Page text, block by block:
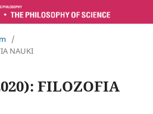
/
NAUKI
FILOZOFIA